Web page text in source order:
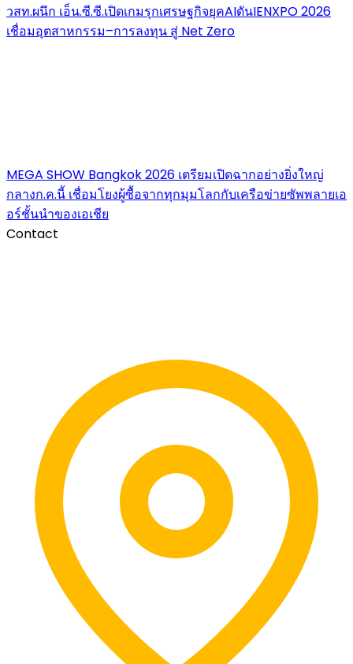
วสท.ผนึก เอ็น.ซี.ซี.เปิดเกมรุกเศรษฐกิจยุคAIดันIENXPO 2026
เชื่อมอุตสาหกรรม–การลงทุน สู่ Net Zero
MEGA SHOW Bangkok 2026 เตรียมเปิดฉากอย่างยิ่งใหญ่
กลางก.ค.นี้ เชื่อมโยงผู้ซื้อจากทุกมุมโลกกับเครือข่ายซัพพลายเอ
อร์ชั้นนำของเอเชีย
Contact